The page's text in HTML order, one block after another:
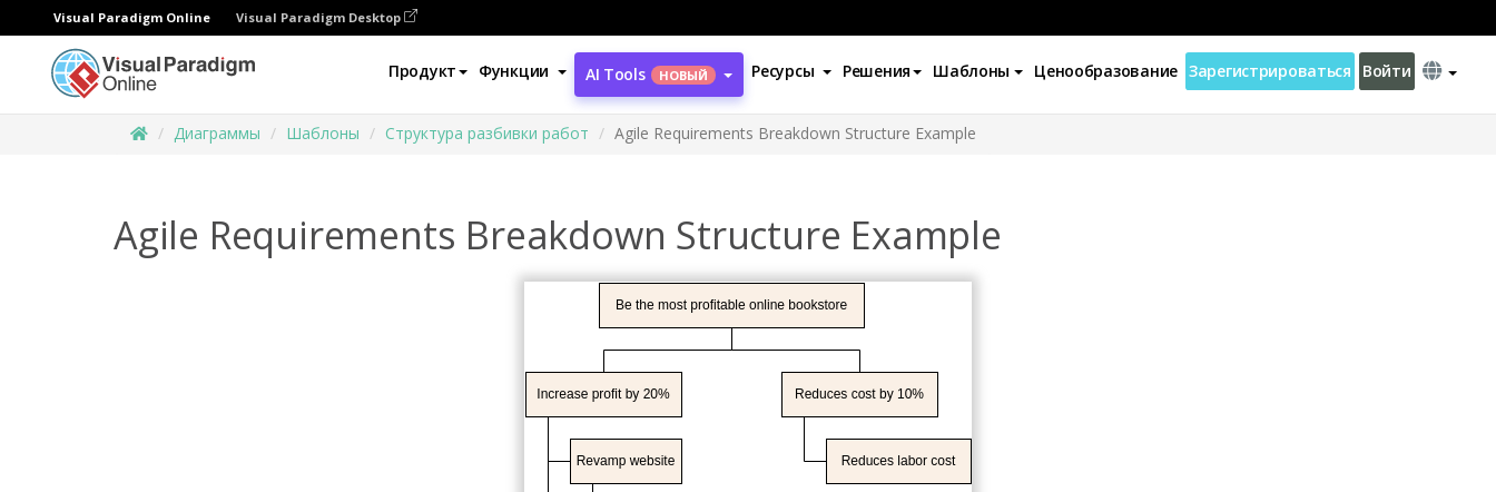
Visual Paradigm Online Visual Paradigm Desktop
Продукт Функции AI Tools НОВЫЙ Ресурсы Решения Шаблоны Ценообразование Зарегистрироваться Войти
Диаграммы Шаблоны Структура разбивки работ Agile Requirements Breakdown Structure Example
Agile Requirements Breakdown Structure Example